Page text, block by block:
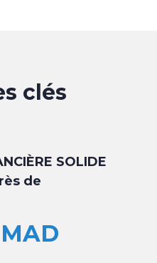
clés
SOLIDE
de